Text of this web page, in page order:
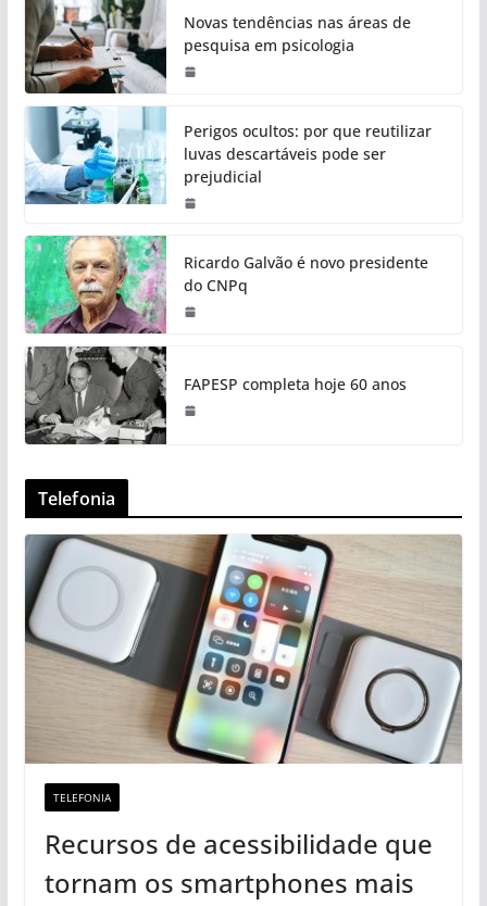
Novas tendências nas áreas de
pesquisa em psicologia
Perigos ocultos: por que reutilizar
luvas descartáveis pode ser
prejudicial
Ricardo Galvão é novo presidente
do CNPq
FAPESP completa hoje 60 anos
Telefonia
TELEFONIA
Recursos de acessibilidade que
tornam os smartphones mais